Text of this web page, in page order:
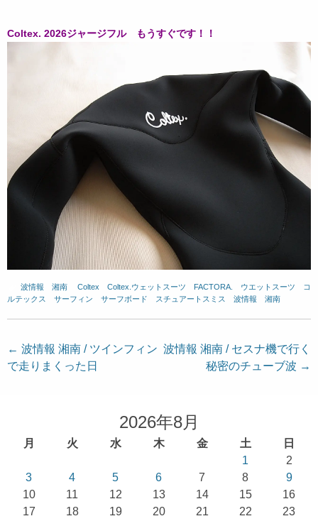
Coltex. 2026ジャージフル もうすぐです！！
波情報 湘南 Coltex Coltex.ウェットスーツ FACTORA. ウエットスーツ
コ
ルテックス
サーフィン サーフボード スチュアートスミス 波情報 湘南
投
稿
← 波情報 湘南 / ツインフィン
で走りまくった日
波情報 湘南 / セスナ機で行く
秘密のチューブ波 →
2026年8月
月 火 水 木 金 土
日
1
2
3
4 5 6 7 8
9
10
11 12 13 14 15
16
17
18 19 20 21 22
23